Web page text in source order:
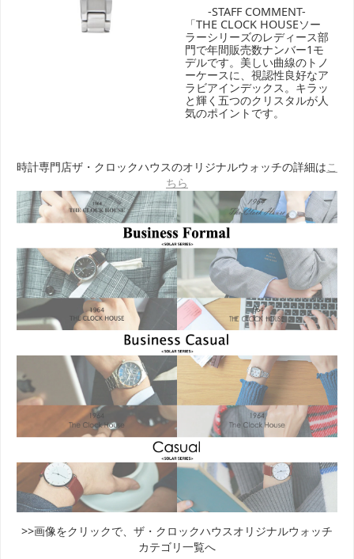
-STAFF COMMENT-
「THE CLOCK HOUSEソー
ラーシリーズのレディース部
門で年間販売数ナンバー1モ
デルです。美しい曲線のトノ
ーケースに、視認性良好なア
ラビアインデックス。キラッ
と輝く五つのクリスタルが人
気のポイントです。
時計専門店ザ・クロックハウスのオリジナルウォッチの詳細はこ
ちら
>>画像をクリックで、ザ・クロックハウスオリジナルウォッチ
カテゴリ一覧へ